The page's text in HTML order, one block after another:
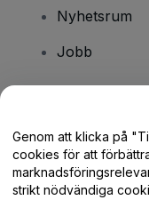
Nyhetsrum
Jobb
Hjälpcenter /
Genom att klicka på
cookies för att
strikt nödvändiga